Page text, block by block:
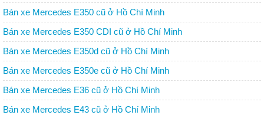
Bán xe Mercedes E350 cũ ở Hồ Chí Minh
Bán xe Mercedes E350 CDI cũ ở Hồ Chí Minh
Bán xe Mercedes E350d cũ ở Hồ Chí Minh
Bán xe Mercedes E350e cũ ở Hồ Chí Minh
Bán xe Mercedes E36 cũ ở Hồ Chí Minh
Bán xe Mercedes E43 cũ ở Hồ Chí Minh